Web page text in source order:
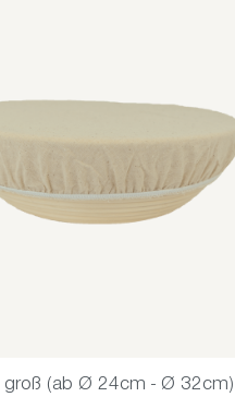
groß (ab Ø 24cm - Ø 32cm)